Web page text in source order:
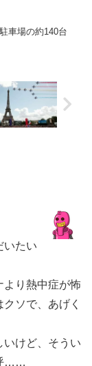
車場の約140台
いたい
より熱中症が怖
ソで、あげく
いけど、そうい
……